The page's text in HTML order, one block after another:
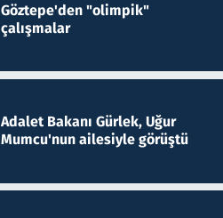
Göztepe'den "olimpik"
çalışmalar
Adalet Bakanı Gürlek, Uğur
Mumcu'nun ailesiyle görüştü